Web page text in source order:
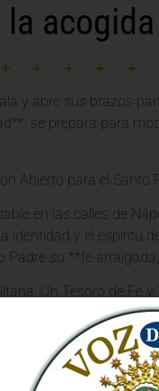
la acogida
y abre sus brazos
se prepara para
Abierto para el Santo
en las calles de
identidad y el espíritu
Padre su **fe
Un Tesoro de Fe y
tradición de
**manifestación
y devoción**,